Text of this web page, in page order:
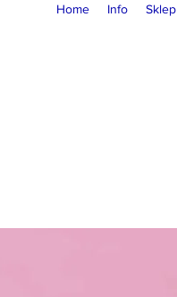
Home Info Sklep